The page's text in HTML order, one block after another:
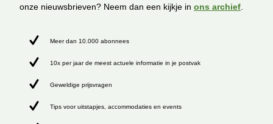
onze nieuwsbrieven? Neem dan een kijkje in ons archief.
Meer dan 10.000 abonnees
10x per jaar de meest actuele informatie in je postvak
Geweldige prijsvragen
Tips voor uitstapjes, accommodaties en events